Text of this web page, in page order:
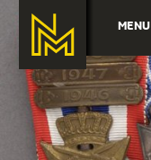
MENU